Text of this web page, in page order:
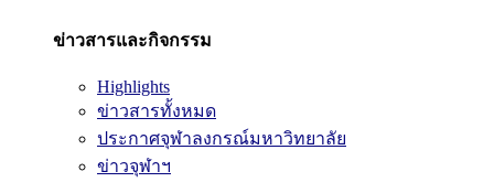
ข่าวสารและกิจกรรม
Highlights
ข่าวสารทั้งหมด
ประกาศจุฬาลงกรณ์มหาวิทยาลัย
ข่าวจุฬาฯ